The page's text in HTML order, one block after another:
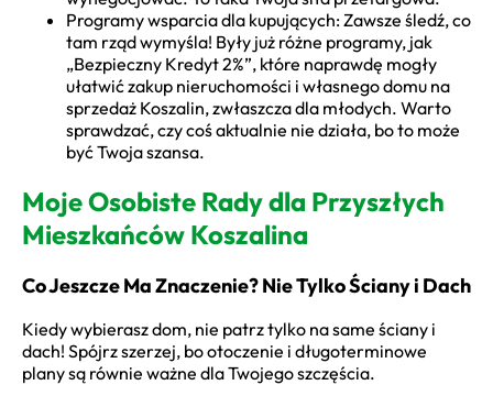
Programy wsparcia dla kupujących: Zawsze śledź, co
tam rząd wymyśla! Były już różne programy, jak
„Bezpieczny Kredyt 2%”, które naprawdę mogły
ułatwić zakup nieruchomości i własnego domu na
sprzedaż Koszalin, zwłaszcza dla młodych. Warto
sprawdzać, czy coś aktualnie nie działa, bo to może
być Twoja szansa.
Moje Osobiste Rady dla Przyszłych
Mieszkańców Koszalina
Co Jeszcze Ma Znaczenie? Nie Tylko Ściany i Dach
Kiedy wybierasz dom, nie patrz tylko na same ściany i
dach! Spójrz szerzej, bo otoczenie i długoterminowe
plany są równie ważne dla Twojego szczęścia.